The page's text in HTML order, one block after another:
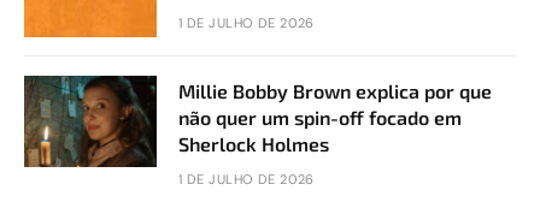
1 DE JULHO DE 2026
Millie Bobby Brown explica por que
não quer um spin-off focado em
Sherlock Holmes
1 DE JULHO DE 2026